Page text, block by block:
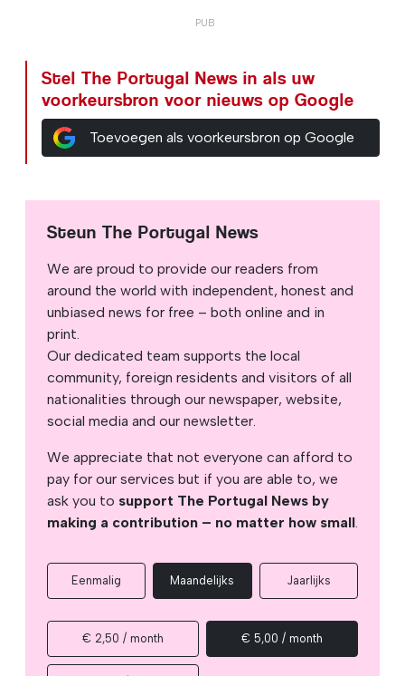
Stel The Portugal News in als uw
voorkeursbron voor nieuws op Google
Toevoegen als voorkeursbron op Google
Steun The Portugal News
We are proud to provide our readers from
around the world with independent, honest and
unbiased news for free – both online and in
print.
Our dedicated team supports the local
community, foreign residents and visitors of all
nationalities through our newspaper, website,
social media and our newsletter.
We appreciate that not everyone can afford to
pay for our services but if you are able to, we
ask you to support The Portugal News by
making a contribution – no matter how small.
Eenmalig Maandelijks Jaarlijks
€ 2,50 / month € 5,00 / month